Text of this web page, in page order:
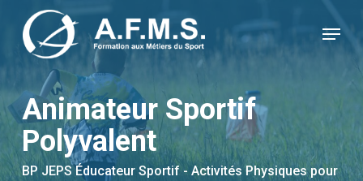
main
content
Menu
Animateur Sportif
Polyvalent
BP JEPS Éducateur Sportif - Activités Physiques pour
Panneau de gestion des cookies